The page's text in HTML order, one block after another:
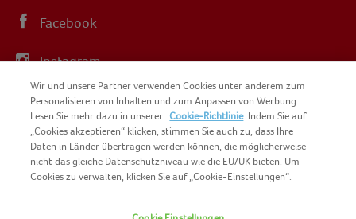
Facebook
Instagram
YouTube
Wir und unsere Partner verwenden Cookies unter anderem zum
Personalisieren von Inhalten und zum Anpassen von Werbung.
Lesen Sie mehr dazu in unserer Cookie-Richtlinie. Indem Sie auf
„Cookies akzeptieren“ klicken, stimmen Sie auch zu, dass Ihre
Daten in Länder übertragen werden können, die möglicherweise
nicht das gleiche Datenschutzniveau wie die EU/UK bieten. Um
Cookies zu verwalten, klicken Sie auf „Cookie-Einstellungen“.